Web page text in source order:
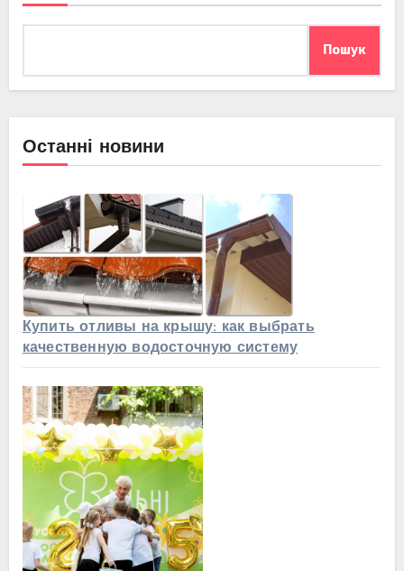
Пошук
Останні новини
Купить отливы на крышу: как выбрать
качественную водосточную систему